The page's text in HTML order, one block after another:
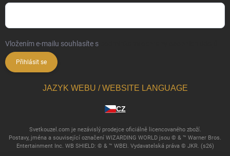
Vložením e-mailu souhlasíte s
Přihlásit se
JAZYK WEBU / WEBSITE LANGUAGE
CZ
Svetkouzel.com je nezávislý prodejce oficiálně licencovaného zboží.
Postavy, jména a související označení WIZARDING WORLD jsou © & ™ Warner Bros.
Entertainment Inc. WB SHIELD: © & ™ WBEI. Vydavatelská práva © JKR. (s26)